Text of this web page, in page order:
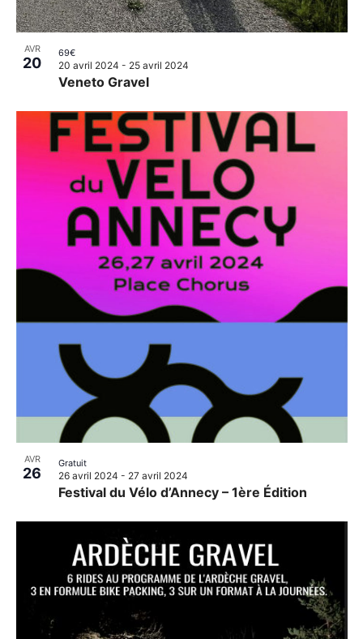
AVR
20
Veneto Gravel
20 avril 2024 - 25 avril 2024
69€
AVR
26
Festival du Vélo d’Annecy – 1ère Édition
26 avril 2024 - 27 avril 2024
Gratuit